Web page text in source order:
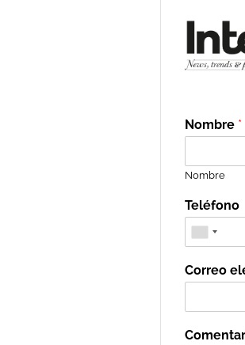
Nombre *
Nombre
Teléfono
Correo